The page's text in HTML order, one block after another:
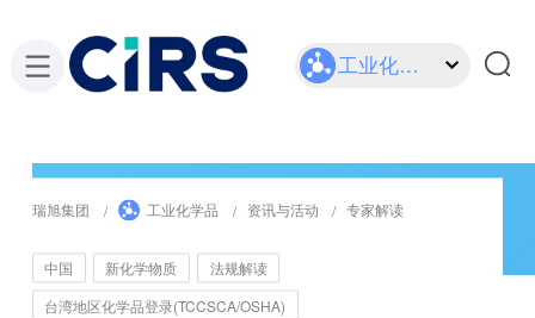
工业化学品
瑞旭集团 工业化学品 资讯与活动 专家解读
中国 新化学物质
法规解读
台湾地区化学品登录(TCCSCA/OSHA)